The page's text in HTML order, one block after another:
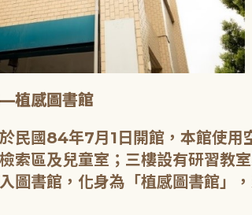
植感圖書館
民國84年7月1日開館，本館使
索區及兒童室；三樓設有研習教
圖書館，化身為「植感圖書館」